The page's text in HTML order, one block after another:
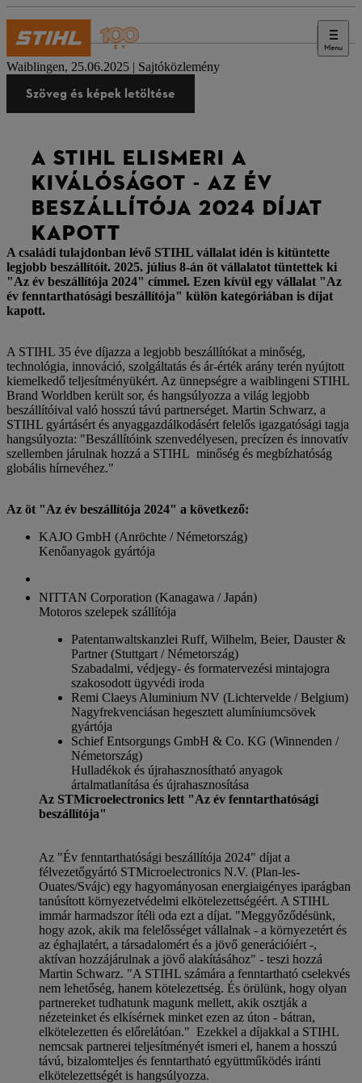
Menu
Sajtó
Waiblingen, 25.06.2025 | Sajtóközlemény
Szöveg és képek letöltése
A STIHL ELISMERI A
KIVÁLÓSÁGOT - AZ ÉV
BESZÁLLÍTÓJA 2024 DÍJAT
KAPOTT
A családi tulajdonban lévő STIHL vállalat idén is kitüntette
legjobb beszállítóit. 2025. július 8-án öt vállalatot tüntettek ki
"Az év beszállítója 2024" címmel. Ezen kívül egy vállalat "Az
év fenntarthatósági beszállítója" külön kategóriában is díjat
kapott.
A STIHL 35 éve díjazza a legjobb beszállítókat a minőség,
technológia, innováció, szolgáltatás és ár-érték arány terén nyújtott
kiemelkedő teljesítményükért. Az ünnepségre a waiblingeni STIHL
Brand Worldben került sor, és hangsúlyozza a világ legjobb
beszállítóival való hosszú távú partnerséget. Martin Schwarz, a
STIHL gyártásért és anyaggazdálkodásért felelős igazgatósági tagja
hangsúlyozta: "Beszállítóink szenvedélyesen, precízen és innovatív
szellemben járulnak hozzá a STIHL minőség és megbízhatóság
globális hírnevéhez."
Az öt "Az év beszállítója 2024" a következő:
KAJO GmbH (Anröchte / Németország)
Kenőanyagok gyártója
NITTAN Corporation (Kanagawa / Japán)
Motoros szelepek szállítója
Patentanwaltskanzlei Ruff, Wilhelm, Beier, Dauster &
Partner (Stuttgart / Németország)
Szabadalmi, védjegy- és formatervezési mintajogra
szakosodott ügyvédi iroda
Remi Claeys Aluminium NV (Lichtervelde / Belgium)
Nagyfrekvenciásan hegesztett alumíniumcsövek
gyártója
Schief Entsorgungs GmbH & Co. KG (Winnenden /
Németország)
Hulladékok és újrahasznosítható anyagok
ártalmatlanítása és újrahasznosítása
Az STMicroelectronics lett "Az év fenntarthatósági
beszállítója"
Az "Év fenntarthatósági beszállítója 2024" díjat a
félvezetőgyártó STMicroelectronics N.V. (Plan-les-
Ouates/Svájc) egy hagyományosan energiaigényes iparágban
tanúsított környezetvédelmi elkötelezettségéért. A STIHL
immár harmadszor ítéli oda ezt a díjat. "Meggyőződésünk,
hogy azok, akik ma felelősséget vállalnak - a környezetért és
az éghajlatért, a társadalomért és a jövő generációiért -,
aktívan hozzájárulnak a jövő alakításához" - teszi hozzá
Martin Schwarz. "A STIHL számára a fenntartható cselekvés
nem lehetőség, hanem kötelezettség. És örülünk, hogy olyan
partnereket tudhatunk magunk mellett, akik osztják a
nézeteinket és elkísérnek minket ezen az úton - bátran,
elkötelezetten és előrelátóan." Ezekkel a díjakkal a STIHL
nemcsak partnerei teljesítményét ismeri el, hanem a hosszú
távú, bizalomteljes és fenntartható együttműködés iránti
elkötelezettségét is hangsúlyozza.